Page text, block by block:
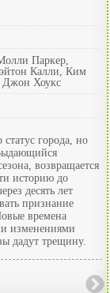
Паркер,
Калли, Ким
Джон Хоукс
города, но
возвращается
историю до
десять лет
признание
времена
изменениями
дадут трещину.